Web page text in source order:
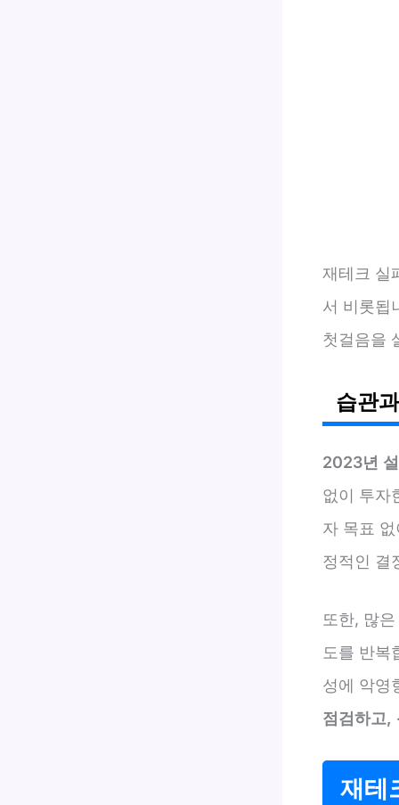
재테크 실
서 비롯됩
첫걸음을
습관
2023년
없이 투자
자 목표
정적인 결
또한, 많
도를 반복
성에 악영
점검하고,
재테